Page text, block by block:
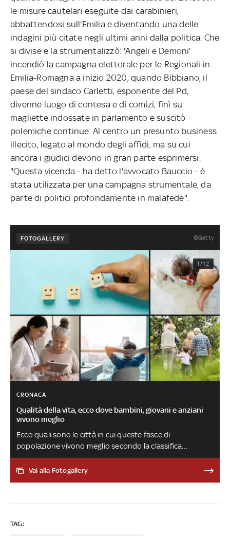
le misure cautelari eseguite dai carabinieri,
abbattendosi sull'Emilia e diventando una delle
indagini più citate negli ultimi anni dalla politica. Che
si divise e la strumentalizzò: 'Angeli e Demoni'
incendiò la campagna elettorale per le Regionali in
Emilia-Romagna a inizio 2020, quando Bibbiano, il
paese del sindaco Carletti, esponente del Pd,
divenne luogo di contesa e di comizi, finì su
magliette indossate in parlamento e suscitò
polemiche continue. Al centro un presunto business
illecito, legato al mondo degli affidi, ma su cui
ancora i giudici devono in gran parte esprimersi.
"Questa vicenda - ha detto l'avvocato Bauccio - è
stata utilizzata per una campagna strumentale, da
parte di politici profondamente in malafede".
FOTOGALLERY ©Getty
1/12
CRONACA
Qualità della vita, ecco dove bambini, giovani e anziani
vivono meglio
Ecco quali sono le città in cui queste fasce di
popolazione vivono meglio secondo la classifica
elaborata dal Sole 24 Ore. L'indagine si basa su tre indici
generazionali, calcolati ciascuno su 12 parametri
Vai alla Fotogallery
TAG: